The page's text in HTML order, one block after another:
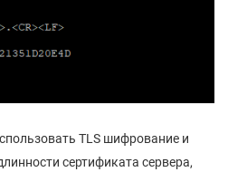
TLS шифрование и
сертификата сервера,